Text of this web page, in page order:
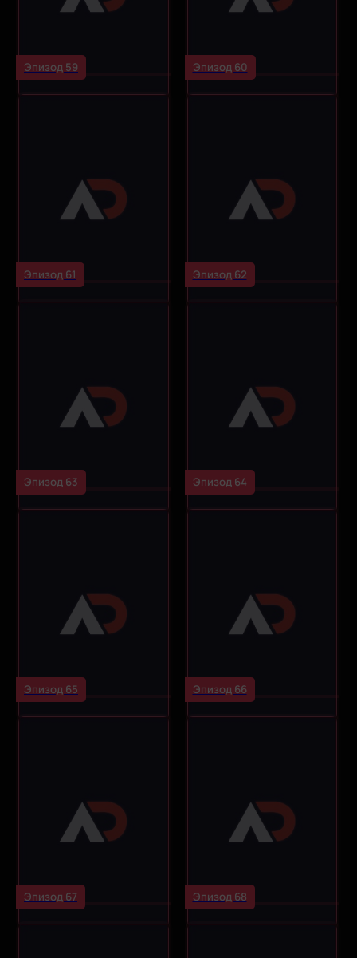
Эпизод 59 Эпизод 60
Эпизод 61 Эпизод 62
Эпизод 63 Эпизод 64
Эпизод 65 Эпизод 66
Эпизод 67 Эпизод 68